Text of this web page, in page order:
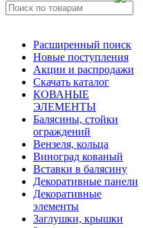
Расширенный поиск
Новые поступления
Акции и распродажи
Скачать каталог
КОВАНЫЕ
ЭЛЕМЕНТЫ
Балясины, стойки
ограждений
Вензеля, кольца
Виноград кованый
Вставки в балясину
Декоративные панели
Декоративные
элементы
Заглушки, крышки